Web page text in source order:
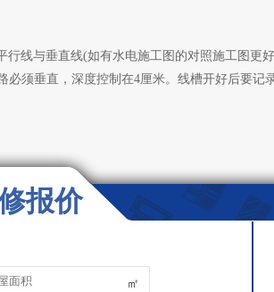
线与垂直线(如有水电施工图的对照施工图更
须垂直，深度控制在4厘米。线槽开好后要记
水管专用，通常暗藏管道不允许使用镀锌铁
报价
㎡